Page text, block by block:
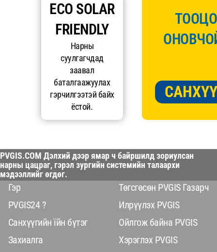
ECO SOLAR
FRIENDLY
Нарны
суулгагчдад
заавал
баталгаажуулах
гэрчилгээтэй байх
ёстой.
PVGIS.COM Дэлхий дээр ямар ч байршилд зориулсан
нарны цацраг, гэрэл зургийн системийн талаархи
мэдээллийг өгдөг.
Гэр
PVGIS24 ?
Санхүүгийн їйн бүтэг
Захиалга
Төгсгөсөн PVGIS Газарч
Илрүүлэх PVGIS
Ойлгож байна PVGIS
Хэрэглэх PVGIS